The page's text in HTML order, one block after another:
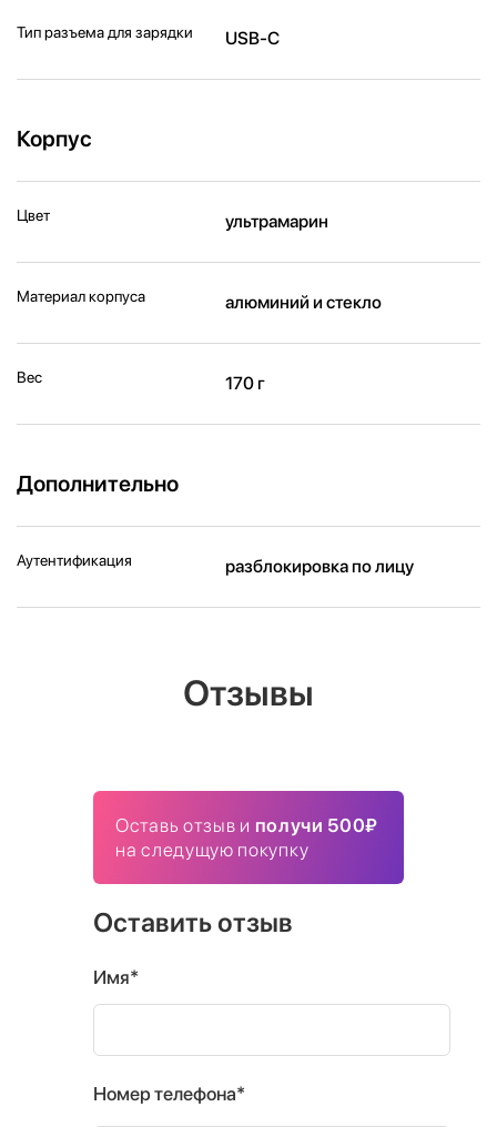
Тип разъема для зарядки USB-C
Корпус
Цвет ультрамарин
Материал корпуса алюминий и стекло
Вес 170 г
Дополнительно
Аутентификация разблокировка по лицу
Отзывы
Оставь отзыв и получи 500₽
на следущую покупку
Оставить отзыв
Имя*
Номер телефона*